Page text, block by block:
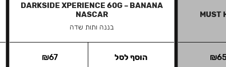
MUST
₪
DARKSIDE XPERIENCE 60G – BANANA
NASCAR
בננה ותות שדה
₪67 הוסף לסל